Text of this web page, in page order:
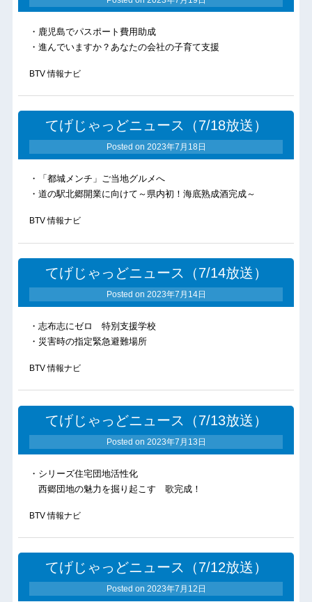
・鹿児島でパスポート費用助成
・進んでいますか？あなたの会社の子育て支援
BTV 情報ナビ
てげじゃっどニュース（7/18放送）
Posted on 2023年7月18日
・「都城メンチ」ご当地グルメへ
・道の駅北郷開業に向けて～県内初！海底熟成酒完成～
BTV 情報ナビ
てげじゃっどニュース（7/14放送）
Posted on 2023年7月14日
・志布志にゼロ 特別支援学校
・災害時の指定緊急避難場所
BTV 情報ナビ
てげじゃっどニュース（7/13放送）
Posted on 2023年7月13日
・シリーズ住宅団地活性化
西郷団地の魅力を掘り起こす 歌完成！
BTV 情報ナビ
てげじゃっどニュース（7/12放送）
Posted on 2023年7月12日